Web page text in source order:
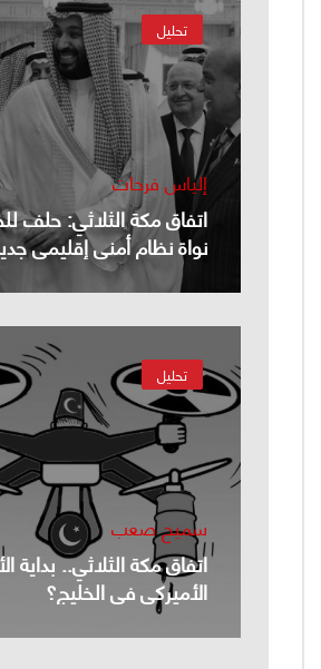
تحليل
إلياس فرحات
اتفاق مكة الثلاثي: حلف
نواة نظام أمني إقليمي
تحليل
سميح صعب
اتفاق مكة الثلاثي.. بداية
الأميركي في الخليج؟